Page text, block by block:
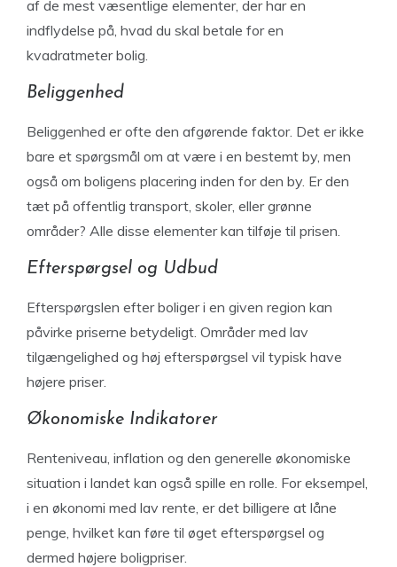
af de mest væsentlige elementer, der har en
indflydelse på, hvad du skal betale for en
kvadratmeter bolig.
Beliggenhed
Beliggenhed er ofte den afgørende faktor. Det er ikke
bare et spørgsmål om at være i en bestemt by, men
også om boligens placering inden for den by. Er den
tæt på offentlig transport, skoler, eller grønne
områder? Alle disse elementer kan tilføje til prisen.
Efterspørgsel og Udbud
Efterspørgslen efter boliger i en given region kan
påvirke priserne betydeligt. Områder med lav
tilgængelighed og høj efterspørgsel vil typisk have
højere priser.
Økonomiske Indikatorer
Renteniveau, inflation og den generelle økonomiske
situation i landet kan også spille en rolle. For eksempel,
i en økonomi med lav rente, er det billigere at låne
penge, hvilket kan føre til øget efterspørgsel og
dermed højere boligpriser.